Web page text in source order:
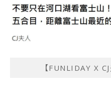
【FUNLIDAY X